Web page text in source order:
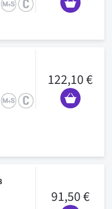
122,10 €
91,50 €